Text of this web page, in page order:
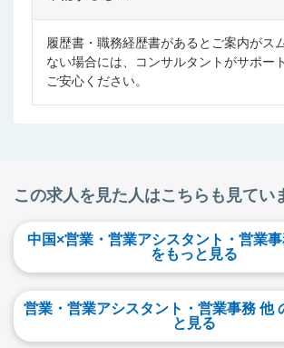
履歴書・職務経歴書があるとご案内がス
ない場合には、コンサルタントがサポー
ご安心ください。
この求人を見た人はこちらも見てい
中国×営業・営業アシスタント・営業
をもっと見る
営業・営業アシスタント・営業事務 他
と見る